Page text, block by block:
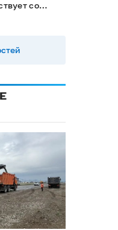
со
Тувы